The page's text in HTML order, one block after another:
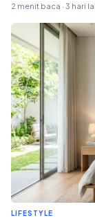
2 menit baca · 3 hari
LIFESTYLE